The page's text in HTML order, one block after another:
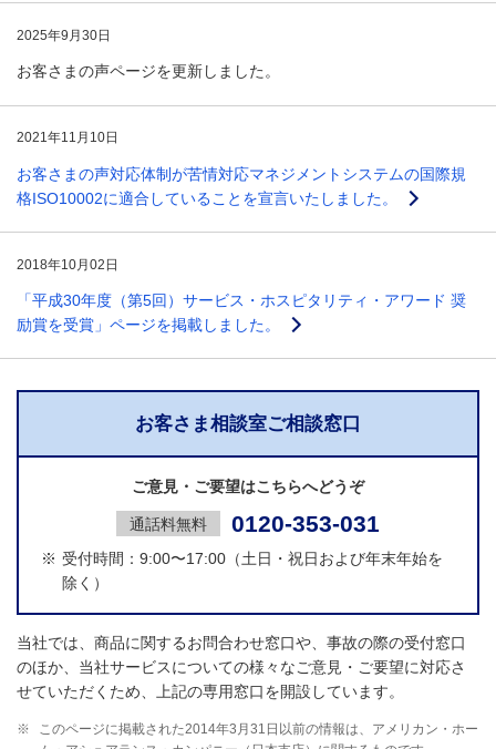
2025年9月30日
お客さまの声ページを更新しました。
2021年11月10日
お客さまの声対応体制が苦情対応マネジメントシステムの国際規
格ISO10002に適合していることを宣言いたしました。
2018年10月02日
「平成30年度（第5回）サービス・ホスピタリティ・アワード 奨
励賞を受賞」ページを掲載しました。
お客さま相談室ご相談窓口
ご意見・ご要望はこちらへどうぞ
通話料無料 0120-353-031
※ 受付時間：9:00〜17:00（土日・祝日および年末年始を
除く）
当社では、商品に関するお問合わせ窓口や、事故の際の受付窓口
のほか、当社サービスについての様々なご意見・ご要望に対応さ
せていただくため、上記の専用窓口を開設しています。
※
このページに掲載された2014年3月31日以前の情報は、アメリカン・ホー